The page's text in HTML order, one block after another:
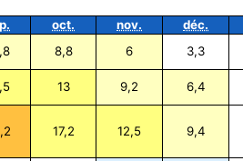
oct. nov. déc.
8,8 6 3,3
13 9,2 6,4
17,2 12,5 9,4